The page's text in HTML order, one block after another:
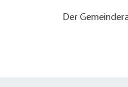
Der